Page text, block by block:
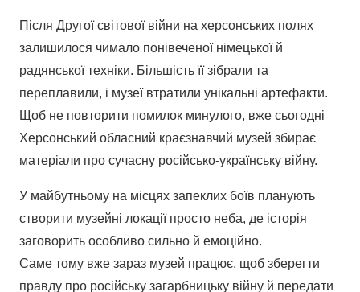
Після Другої світової війни на херсонських полях
залишилося чимало понівеченої німецької й
радянської техніки. Більшість її зібрали та
переплавили, і музеї втратили унікальні артефакти.
Щоб не повторити помилок минулого, вже сьогодні
Херсонський обласний краєзнавчий музей збирає
матеріали про сучасну російсько-українську війну.
У майбутньому на місцях запеклих боїв планують
створити музейні локації просто неба, де історія
заговорить особливо сильно й емоційно.
Саме тому вже зараз музей працює, щоб зберегти
правду про російську загарбницьку війну й передати